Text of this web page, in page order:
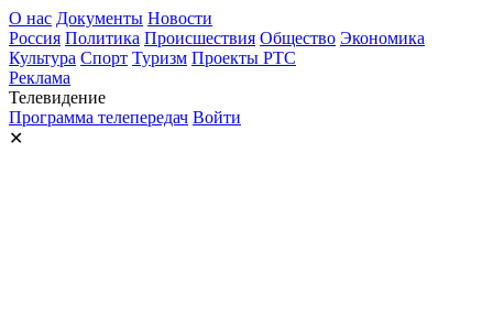
О нас Документы Новости
Россия Политика Происшествия Общество Экономика
Культура Спорт Туризм Проекты РТС
Реклама
Телевидение
Программа телепередач Войти
✕